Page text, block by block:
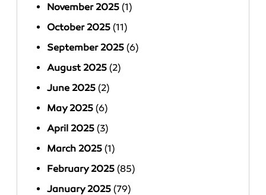
November 2025 (1)
October 2025 (11)
September 2025 (6)
August 2025 (2)
June 2025 (2)
May 2025 (6)
April 2025 (3)
March 2025 (1)
February 2025 (85)
January 2025 (79)